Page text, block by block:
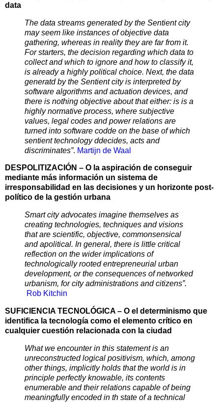
data
The data streams generated by the Sentient city
may seem like instances of objective data
gathering, whereas in reality they are far from it.
For starters, the decision regarding which data to
collect and which to ignore and how to classify it,
is already a highly political choice. Next, the data
generatd by the Sentient city is interpreted by
software algorithms and actuation devices, and
there is nothing objective about that either: is is a
highly normative process, where subjective
values, legal codes and power relations are
turned into software codde on the base of which
sentient technology ddecides, acts and
discriminates”. Martijn de Waal
DESPOLITIZACIÓN – O la aspiración de conseguir
mediante más información un sistema de
irresponsabilidad en las decisiones y un horizonte post-
político de la gestión urbana
Smart city advocates imagine themselves as
creating technologies, techniques and visions
that are scientific, objective, commonsensical
and apolitical. In general, there is little critical
reflection on the wider implications of
technologically rooted entrepreneurial urban
development, or the consequences of networked
urbanism, for city administrations and citizens”.
Rob Kitchin
SUFICIENCIA TECNOLÓGICA – O el determinismo que
identifica la tecnología como el elemento crítico en
cualquier cuestión relacionada con la ciudad
What we encounter in this statement is an
unreconstructed logical positivism, which, among
other things, implicitly holds that the world is in
principle perfectly knowable, its contents
enumerable and their relations capable of being
meaningfully encoded in th state of a technical